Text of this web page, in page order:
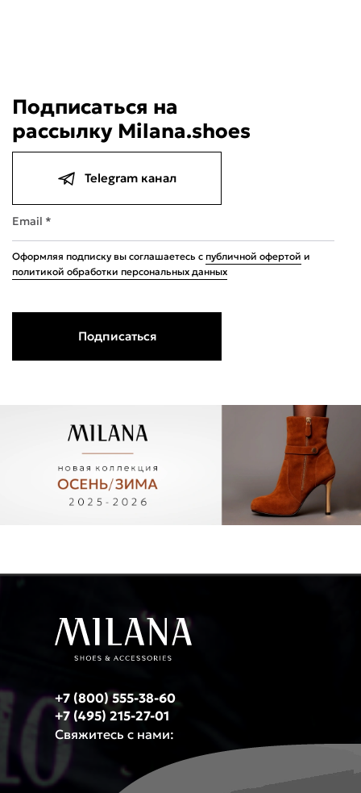
Подписаться на
рассылку Milana.shoes
Telegram канал
Email *
Оформляя подписку вы соглашаетесь с публичной офертой и
политикой обработки персональных данных
Подписаться
+7 (800) 555-38-60
+7 (495) 215-27-01
Свяжитесь с нами: